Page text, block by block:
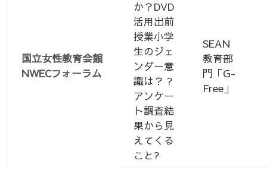
国立女性教育会館
NWECフォーラム
か？DVD
活用出前
授業小学
生のジェ
ンダー意
識は？ ?
アンケー
ト調査結
果から見
えてくる
こと?
SEAN
教育部
門「G-
Free」